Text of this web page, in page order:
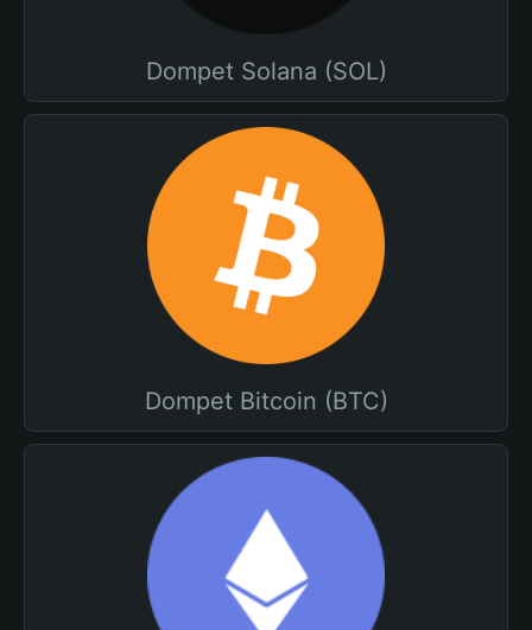
Dompet Solana (SOL)
Dompet Bitcoin (BTC)